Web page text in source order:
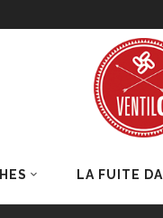
LA FUITE